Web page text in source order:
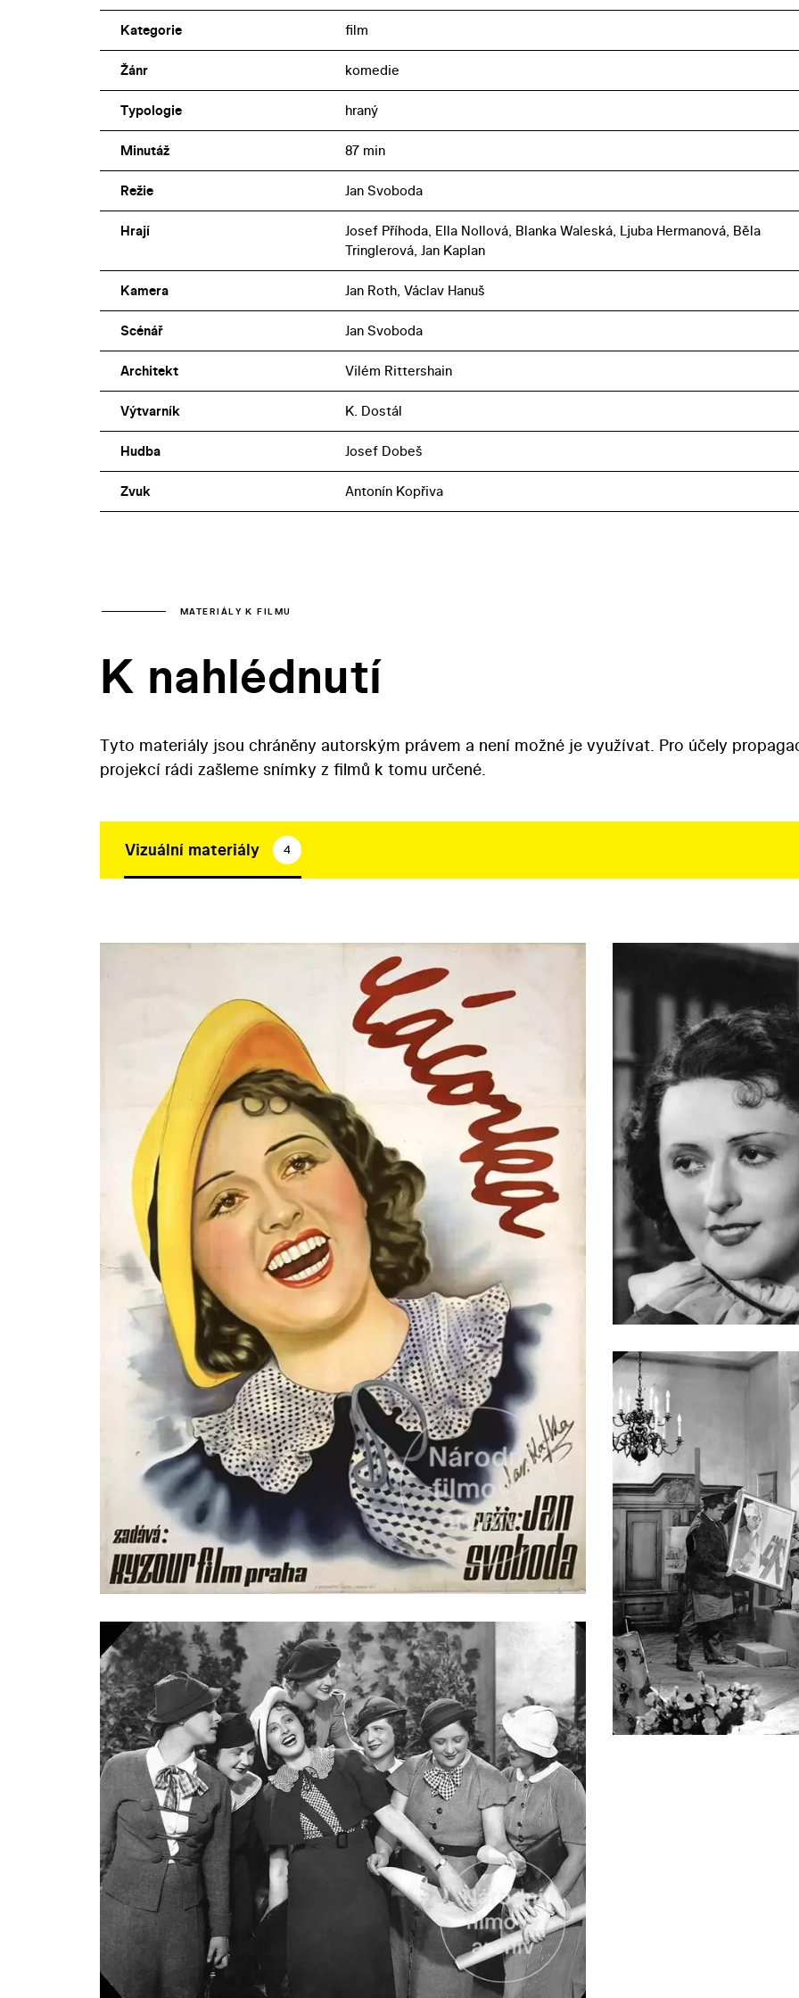
Kategorie film
Žánr komedie
Typologie hraný
Minutáž 87 min
Režie Jan Svoboda
Hrají
Josef Příhoda, Ella Nollová, Blanka Waleská, Ljuba Hermanová, Běla
Tringlerová, Jan Kaplan
Kamera Jan Roth, Václav Hanuš
Scénář Jan Svoboda
Architekt Vilém Rittershain
Výtvarník K. Dostál
Hudba Josef Dobeš
Zvuk Antonín Kopřiva
MATERIÁLY K FILMU
K nahlédnutí
Tyto materiály jsou chráněny autorským právem a není možné je využívat. Pro účely
projekcí rádi zašleme snímky z filmů k tomu určené.
Vizuální materiály 4